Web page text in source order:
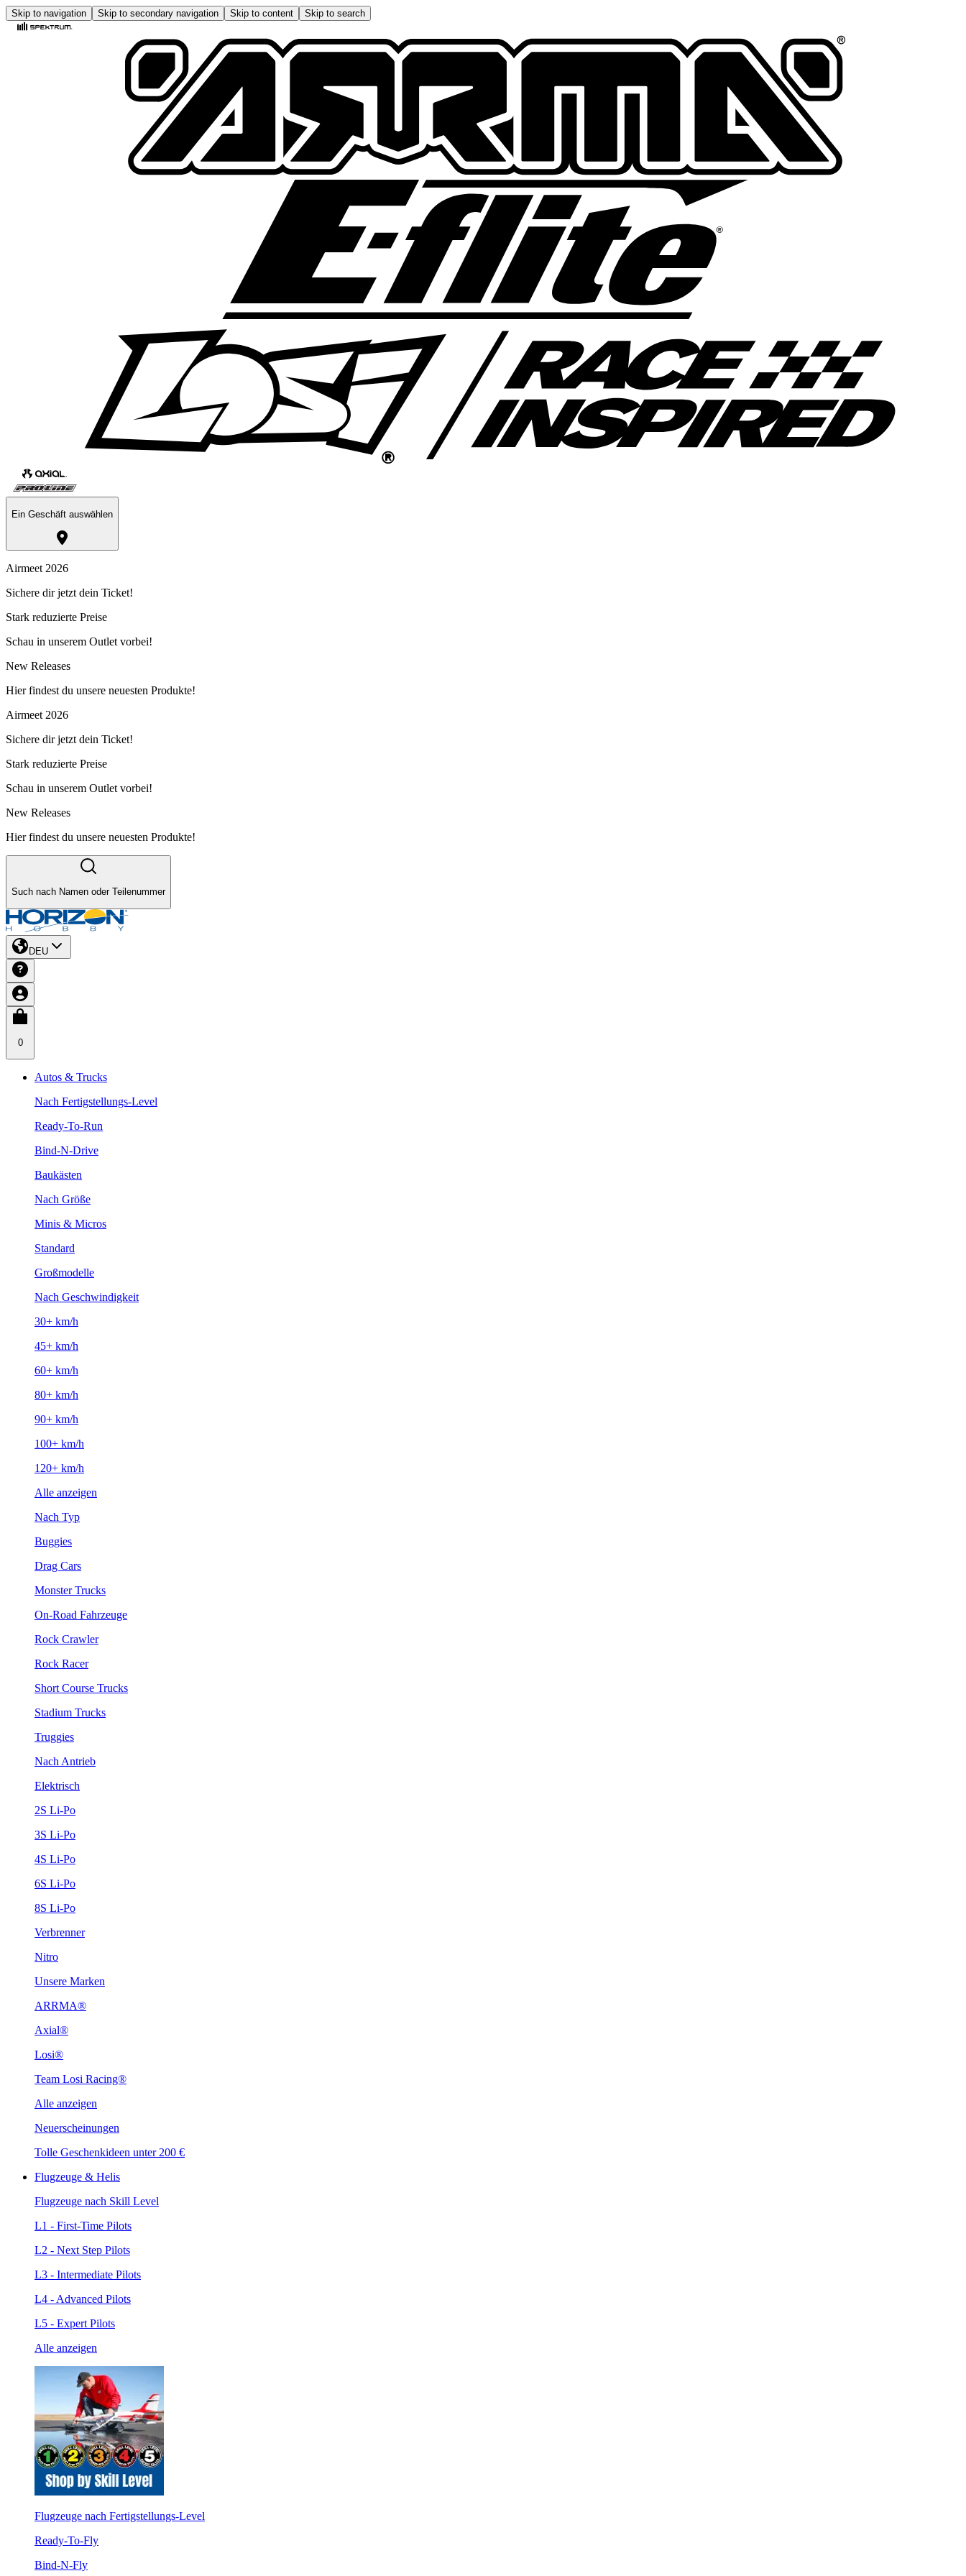
Skip to navigation Skip to secondary navigation Skip to content Skip to search
Ein Geschäft auswählen
Airmeet 2026
Sichere dir jetzt dein Ticket!
Stark reduzierte Preise
Schau in unserem Outlet vorbei!
New Releases
Hier findest du unsere neuesten Produkte!
Airmeet 2026
Sichere dir jetzt dein Ticket!
Stark reduzierte Preise
Schau in unserem Outlet vorbei!
New Releases
Hier findest du unsere neuesten Produkte!
Such nach Namen oder Teilenummer
DEU
0
Autos & Trucks
Nach Fertigstellungs-Level
Ready-To-Run
Bind-N-Drive
Baukästen
Nach Größe
Minis & Micros
Standard
Großmodelle
Nach Geschwindigkeit
30+ km/h
45+ km/h
60+ km/h
80+ km/h
90+ km/h
100+ km/h
120+ km/h
Alle anzeigen
Nach Typ
Buggies
Drag Cars
Monster Trucks
On-Road Fahrzeuge
Rock Crawler
Rock Racer
Short Course Trucks
Stadium Trucks
Truggies
Nach Antrieb
Elektrisch
2S Li-Po
3S Li-Po
4S Li-Po
6S Li-Po
8S Li-Po
Verbrenner
Nitro
Unsere Marken
ARRMA®
Axial®
Losi®
Team Losi Racing®
Alle anzeigen
Neuerscheinungen
Tolle Geschenkideen unter 200 €
Flugzeuge & Helis
Flugzeuge nach Skill Level
L1 - First-Time Pilots
L2 - Next Step Pilots
L3 - Intermediate Pilots
L4 - Advanced Pilots
L5 - Expert Pilots
Alle anzeigen
Flugzeuge nach Fertigstellungs-Level
Ready-To-Fly
Bind-N-Fly